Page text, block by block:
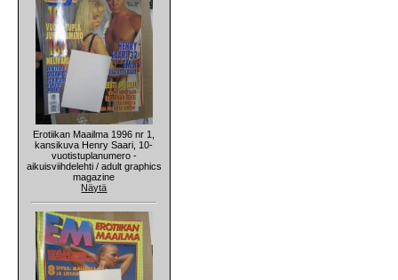
Erotiikan Maailma 1996 nr 1,
kansikuva Henry Saari, 10-
vuotistuplanumero -
aikuisviihdelehti / adult graphics
magazine
Näytä